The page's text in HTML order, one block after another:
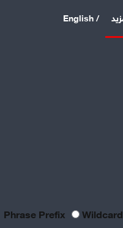
/ English
Wildcard
النسيجية
جد نزعتا»